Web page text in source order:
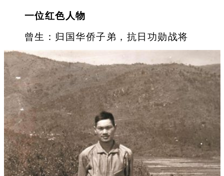
一位红色人物
曾生：归国华侨子弟，抗日功勋战将